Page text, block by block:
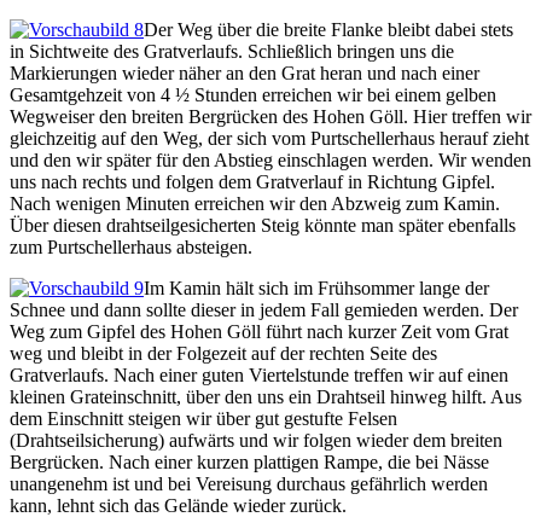
Der Weg über die breite Flanke bleibt dabei stets
in Sichtweite des Gratverlaufs. Schließlich bringen uns die
Markierungen wieder näher an den Grat heran und nach einer
Gesamtgehzeit von 4 ½ Stunden erreichen wir bei einem gelben
Wegweiser den breiten Bergrücken des Hohen Göll. Hier treffen wir
gleichzeitig auf den Weg, der sich vom Purtschellerhaus herauf zieht
und den wir später für den Abstieg einschlagen werden. Wir wenden
uns nach rechts und folgen dem Gratverlauf in Richtung Gipfel.
Nach wenigen Minuten erreichen wir den Abzweig zum Kamin.
Über diesen drahtseilgesicherten Steig könnte man später ebenfalls
zum Purtschellerhaus absteigen.
Im Kamin hält sich im Frühsommer lange der
Schnee und dann sollte dieser in jedem Fall gemieden werden. Der
Weg zum Gipfel des Hohen Göll führt nach kurzer Zeit vom Grat
weg und bleibt in der Folgezeit auf der rechten Seite des
Gratverlaufs. Nach einer guten Viertelstunde treffen wir auf einen
kleinen Grateinschnitt, über den uns ein Drahtseil hinweg hilft. Aus
dem Einschnitt steigen wir über gut gestufte Felsen
(Drahtseilsicherung) aufwärts und wir folgen wieder dem breiten
Bergrücken. Nach einer kurzen plattigen Rampe, die bei Nässe
unangenehm ist und bei Vereisung durchaus gefährlich werden
kann, lehnt sich das Gelände wieder zurück.